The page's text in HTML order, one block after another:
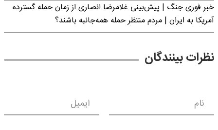
خبر فوری جنگ | پیش‌بینی غلامرضا انصاری از زمان حمله گسترده
آمریکا به ایران | مردم منتظر حمله همه‌جانبه باشند؟
نظرات بینندگان
نام ایمیل